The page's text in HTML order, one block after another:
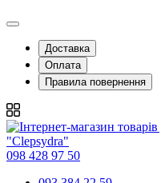
Доставка
Оплата
Правила повернення
098 428 97 50